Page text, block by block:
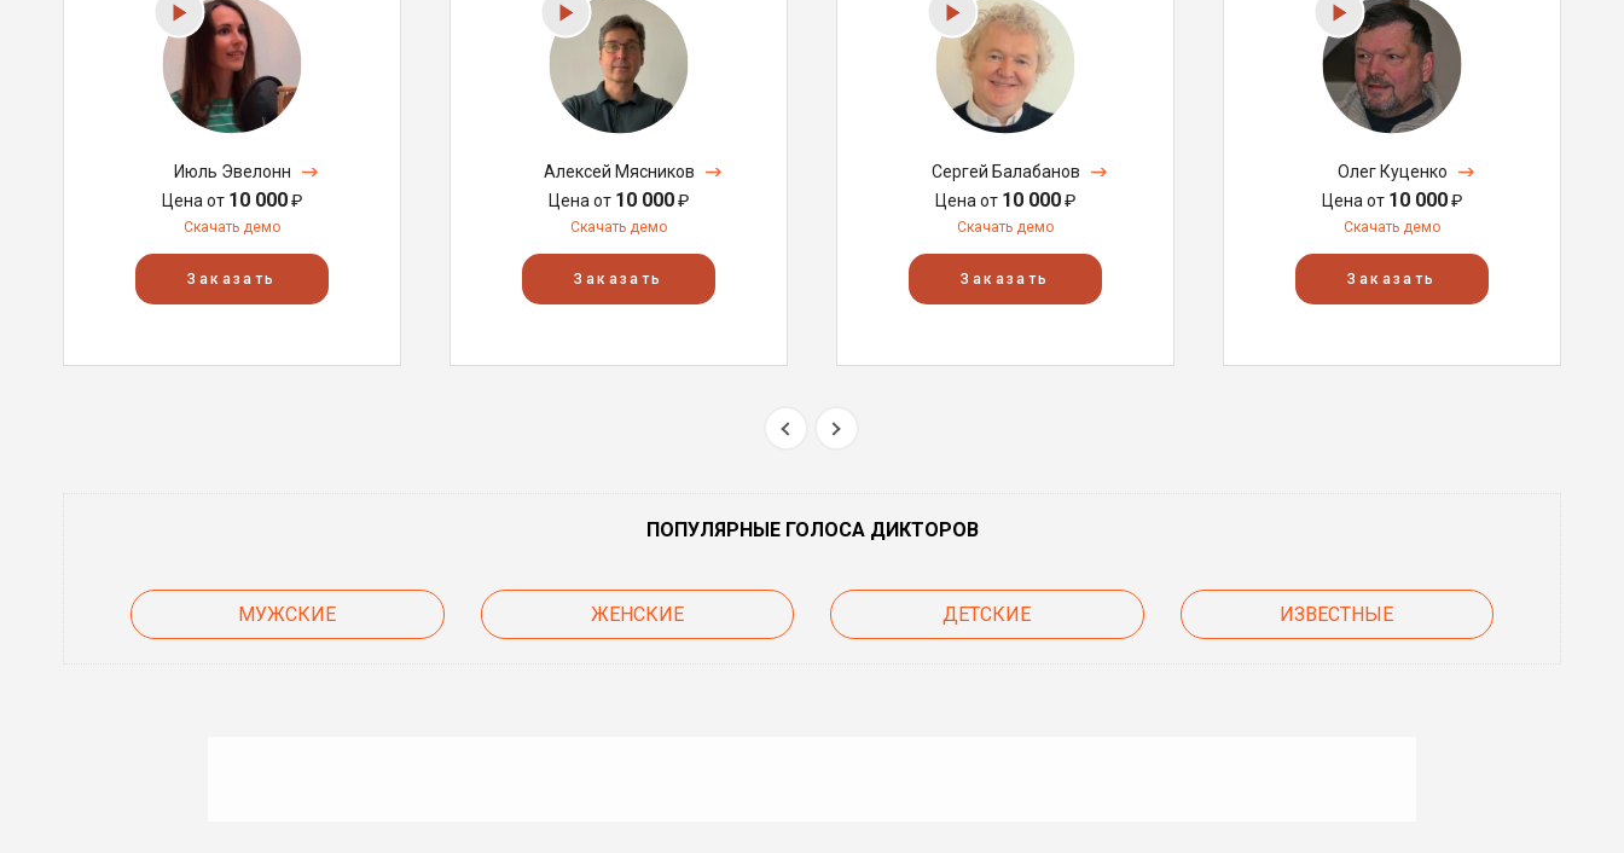
Июль Эвелонн
Цена от 10 000₽
Скачать демо
Заказать
Алексей Мясников
Цена от 10 000₽
Скачать демо
Заказать
Сергей Балабанов
Цена от 10 000₽
Скачать демо
Заказать
Олег Куценко
Цена от 10 000₽
Скачать демо
Заказать
ПОПУЛЯРНЫЕ ГОЛОСА ДИКТОРОВ
МУЖСКИЕ ЖЕНСКИЕ ДЕТСКИЕ ИЗВЕСТНЫЕ